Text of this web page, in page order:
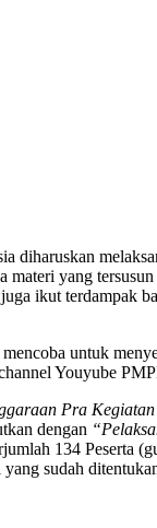
diharuskan
materi yang
ikut terdampak
untuk
Youyube
Pra
dengan
134 Peserta
sudah